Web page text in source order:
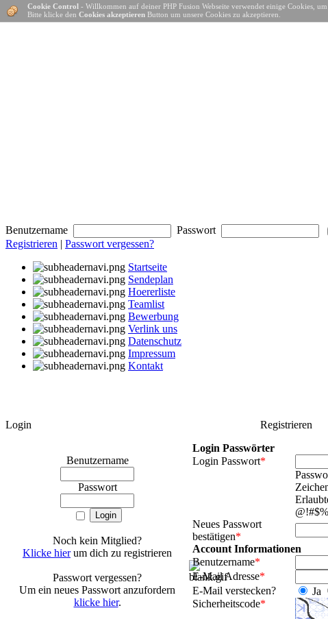
Benutzername Passwort
Registrieren | Passwort vergessen?
Startseite
Sendeplan
Hoererliste
Teamlist
Bewerbung
Verlink uns
Datenschutz
Impressum
Kontakt
Login
Benutzername
Passwort
Noch kein Mitglied?
Klicke hierum dich zu registrieren
Passwort vergessen?
Um ein neues Passwort anzufordern
klicke hier.
Registrieren
Login Passwörter
Login Passwort*
Neues Passwort
bestätigen*
Account Informationen
Benutzername*
E-Mail Adresse*
E-Mail verstecken?
Ja
Sicherheitscode*
Cookie Control - Willkommen auf deiner PHP Fusion Webseite verwendet einige Cookies,
Bitte klicke den Cookies akzeptieren Button um unsere Cookies zu akzeptieren.